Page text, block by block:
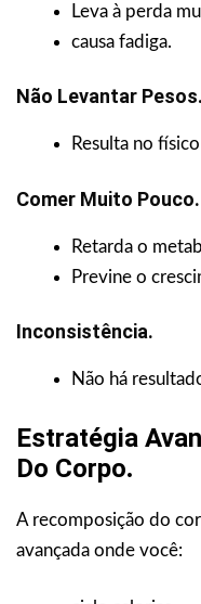
Leva à perda
causa fadiga.
Não Levantar Pesos.
Resulta no
Comer Muito Pouco.
Retarda o
Previne o
Inconsistência.
Não há
Estratégia
Do Corpo.
A recomposição do
avançada onde você: